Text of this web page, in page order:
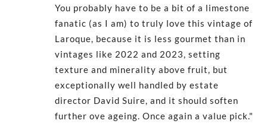
You probably have to be a bit of a limestone
fanatic (as I am) to truly love this vintage of
Laroque, because it is less gourmet than in
vintages like 2022 and 2023, setting
texture and minerality above fruit, but
exceptionally well handled by estate
director David Suire, and it should soften
further ove ageing. Once again a value pick."